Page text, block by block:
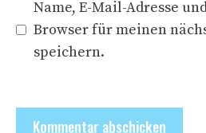
Name, E-Mail-Adresse
Browser für meinen
speichern.